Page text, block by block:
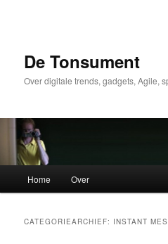
inhoud
inhoudDe Tonsument
Over digitale trends, gadgets, Agile,
Home Over
CATEGORIEARCHIEF: INSTANT